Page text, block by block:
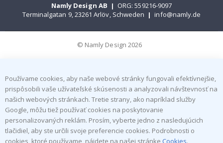
Namly Design AB | ORG: 559216-9097
Terminalgatan 9, 23261 Arlöv, Schweden | info@namly.de
© Namly Design 2026
Používame cookies, aby naše webové stránky fungovali efektívnejšie,
prispôsobili vaše užívateľské skúsenosti a analyzovali návštevnosť na
našich webových stránkach. Tretie strany, ako napríklad služby
Google, môžu tiež používať cookies na poskytovanie
personalizovaných reklám. Prosím, vyberte jedno z nasledujúcich
tlačidiel, aby ste určili svoje preferencie cookies. Podrobnosti o
cookies, ktoré používame, nájdete na našej stránke Cookies.